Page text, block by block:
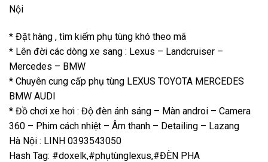
Nội
* Đặt hàng , tìm kiếm phụ tùng khó theo mã
* Lên đời các dòng xe sang : Lexus – Landcruiser –
Mercedes – BMW
* Chuyên cung cấp phụ tùng LEXUS TOYOTA MERCEDES
BMW AUDI
* Đồ chơi xe hơi : Độ đèn ánh sáng – Màn androi – Camera
360 – Phim cách nhiệt – Âm thanh – Detailing – Lazang
Hà Nội : LINH 0393543050
Hash Tag: #doxelk,#phụtùnglexus,#ĐÈN PHA